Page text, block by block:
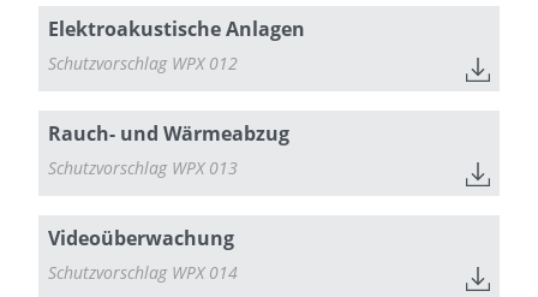
Elektroakustische Anlagen
Schutzvorschlag WPX 012
Rauch- und Wärmeabzug
Schutzvorschlag WPX 013
Videoüberwachung
Schutzvorschlag WPX 014